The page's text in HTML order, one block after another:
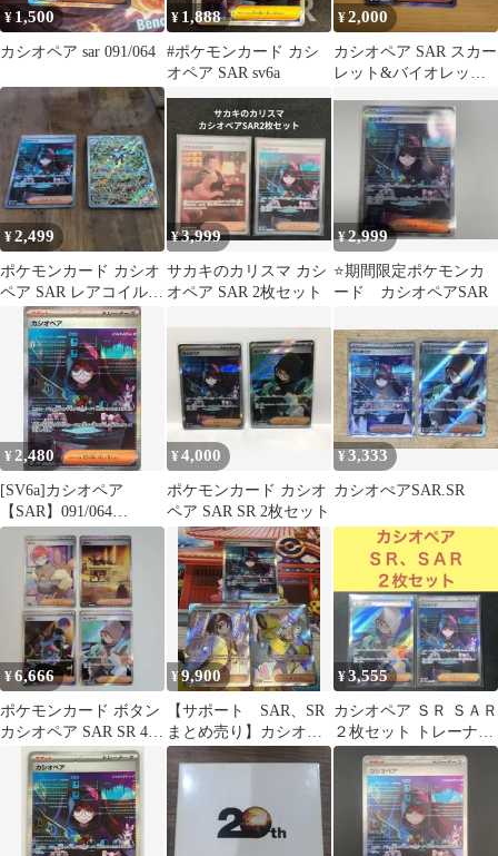
¥1,500
カシオペア sar 091/064
¥ 1,888
#ポケモンカード カシ
オペア SAR sv6a
¥2,000
カシオペア SAR スカー
レット&バイオレット
ダラー …
¥2,499
ポケモンカード カシオ
ペア SAR レアコイル
¥3,999
サカキのカリスマ カシ
オペア SAR 2枚セット
¥2,999
⭐️期間限定ポケモンカ
ード カシオペアSAR
¥2,480
[SV6a]カシオペア
【SAR】091/064
ITIIJW0FRMBW
¥4,000
ポケモンカード カシオ
ペア SAR SR 2枚セット
¥3,333
カシオぺアSAR.SR
¥6,666
ポケモンカード ボタン
カシオペア SAR SR 4枚
セット
¥9,900
【サポート SAR、SR
まとめ売り】カシオペ
ア エリカ ナンジャモ
¥3,555
カシオペア ＳＲ ＳＡＲ
２枚セット トレーナー
ズサポート